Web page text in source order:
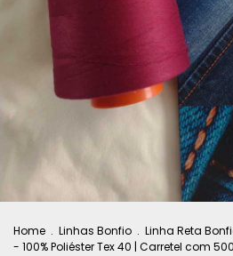
Home . Linhas Bonfio . Linha Reta
- 100% Poliéster Tex 40 | Carretel com